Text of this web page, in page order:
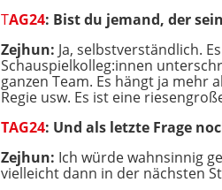
TAG24: Bist du jemand, der
Zejhun: Ja, selbstverständlich.
Schauspielkolleg:innen
ganzen Team. Es hängt ja mehr
Regie usw. Es ist eine
TAG24: Und als letzte Frage
Zejhun: Ich würde wahnsinnig
vielleicht dann in der nächsten